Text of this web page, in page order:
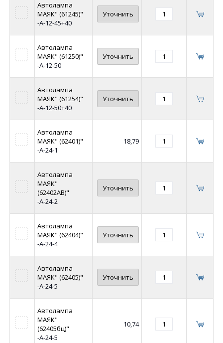
Автолампа
МАЯК" (61245)"
-А-12-45+40
Уточнить
Автолампа
МАЯК" (61250)"
-А-12-50
Уточнить
Автолампа
МАЯК" (61254)"
-А-12-50+40
Уточнить
Автолампа
МАЯК" (62401)"
-А-24-1
18,79
Автолампа
МАЯК"
(62402АВ)"
-А-24-2
Уточнить
Автолампа
МАЯК" (62404)"
-А-24-4
Уточнить
Автолампа
МАЯК" (62405)"
-А-24-5
Уточнить
Автолампа
МАЯК"
(62405бц)"
-А-24-5
10,74